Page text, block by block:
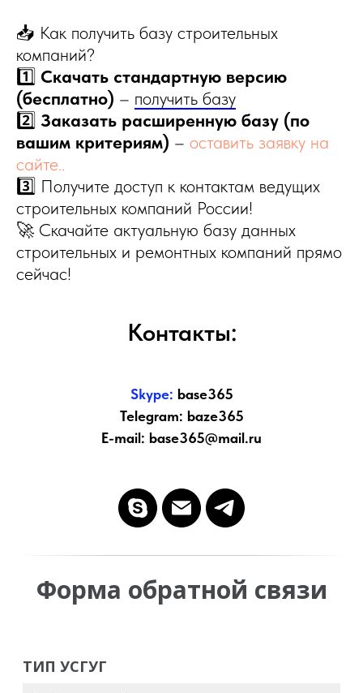
📥 Как получить базу строительных
компаний?
1️⃣ Скачать стандартную версию
(бесплатно) – получить базу
2️⃣ Заказать расширенную базу (по
вашим критериям) – оставить заявку на
сайте..
3️⃣ Получите доступ к контактам ведущих
строительных компаний России!
🚀 Скачайте актуальную базу данных
строительных и ремонтных компаний прямо
сейчас!
Контакты:
Skype: base365
Telegram: baze365
E-mail: base365@mail.ru